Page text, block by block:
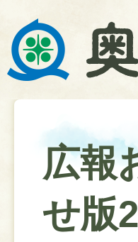
広報
せ版